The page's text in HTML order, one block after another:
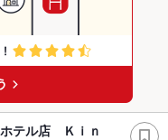
テル店 Ｋｉｎ